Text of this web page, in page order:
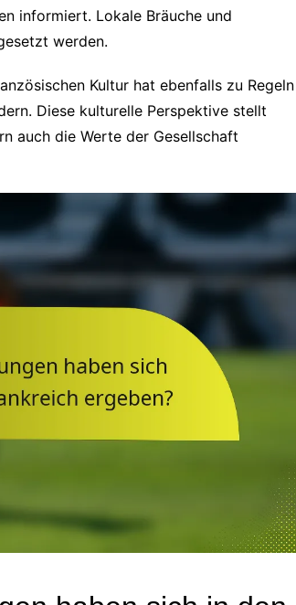
informiert. Lokale Bräuche und
werden.
Kultur hat ebenfalls zu Regeln
Diese kulturelle Perspektive stellt
auch die Werte der Gesellschaft